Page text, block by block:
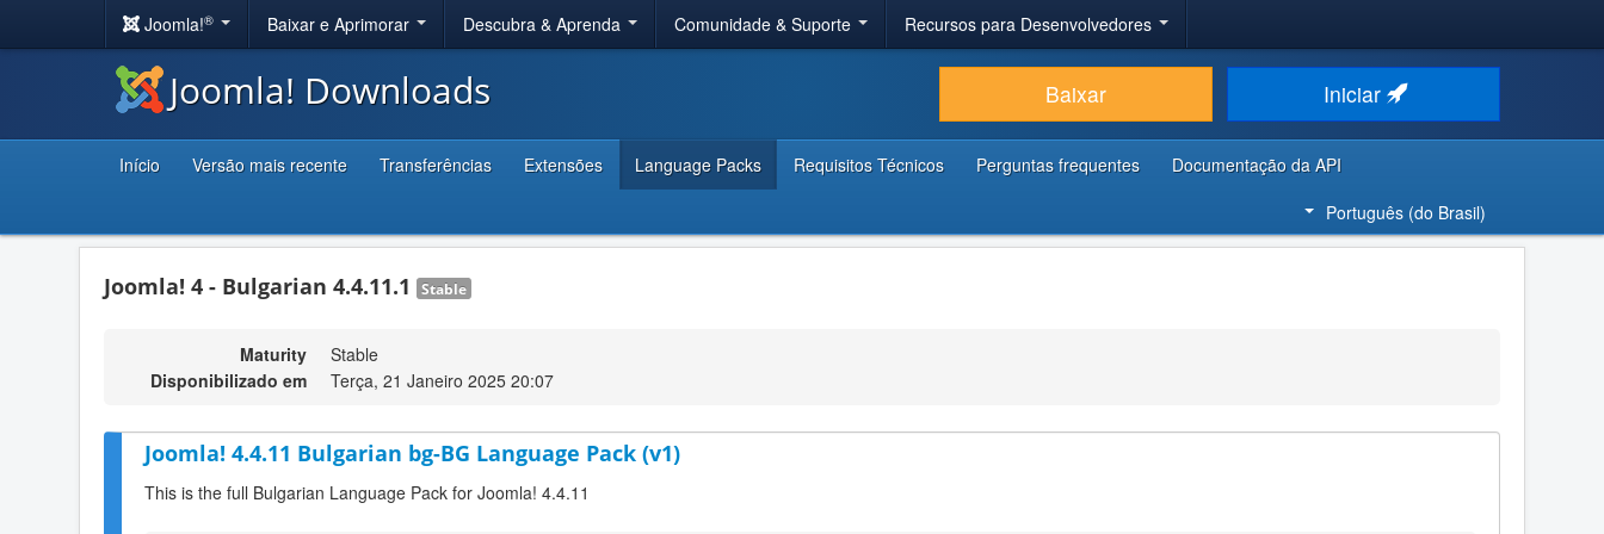
Joomla!® Baixar e Aprimorar Descubra & Aprenda Comunidade & Suporte Recursos para Desenvolvedores
Joomla! Downloads Baixar Iniciar
Início Versão mais recente Transferências Extensões Language Packs Requisitos Técnicos Perguntas frequentes
Documentação da API
Português (do Brasil)
Joomla! 4 - Bulgarian 4.4.11.1 Stable
Maturity
Stable
Disponibilizado em
Terça, 21 Janeiro 2025 20:07
Joomla! 4.4.11 Bulgarian bg-BG Language Pack (v1)
This is the full Bulgarian Language Pack for Joomla! 4.4.11